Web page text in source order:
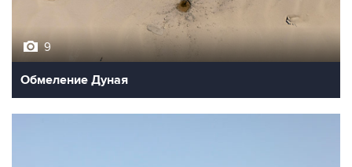
9
Обмеление Дуная